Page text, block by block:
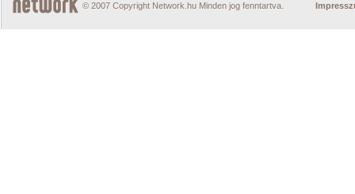
© 2007 Copyright Network.hu Minden jog fenntartva.